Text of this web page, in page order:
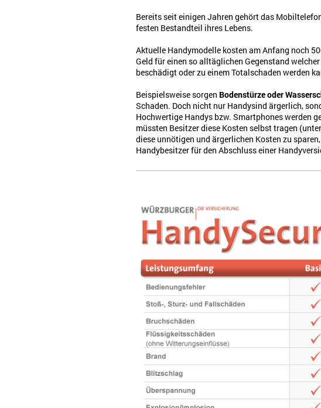
Bereits seit einigen Jahren gehört das
festen Bestandteil ihres Lebens.
Aktuelle Handymodelle kosten am Anfang noch
Geld für einen so alltäglichen Gegenstand
beschädigt oder zu einem Totalschaden werden
Beispielsweise sorgen Bodenstürze oder
Schaden. Doch nicht nur Handysind ärgerlich,
Hochwertige Handys bzw. Smartphones werden
müssten Besitzer diese Kosten selbst tragen
diese unnötigen und ärgerlichen Kosten zu
Handybesitzer für den Abschluss einer